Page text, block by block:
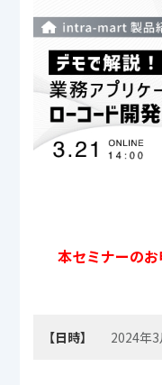
本セミナーのお
【日時】 2024年